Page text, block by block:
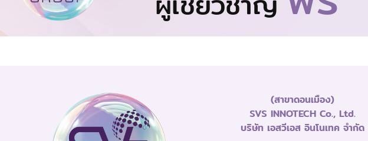
(สาขาดอนเมือง)
SVS INNOTECH Co., Ltd.
บริษัท เอสวีเอส อินโนเทค จำกัด